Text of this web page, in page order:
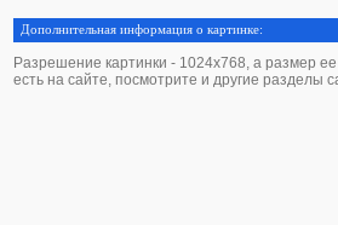
Дополнительная информация о картинке:
Разрешение картинки - 1024х768, а размер
есть на сайте, посмотрите и другие разделы